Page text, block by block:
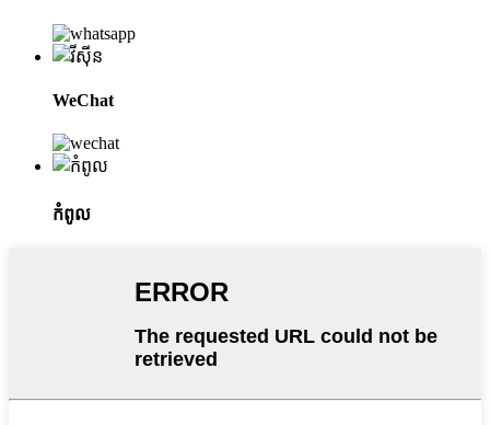
WeChat
កំពូល